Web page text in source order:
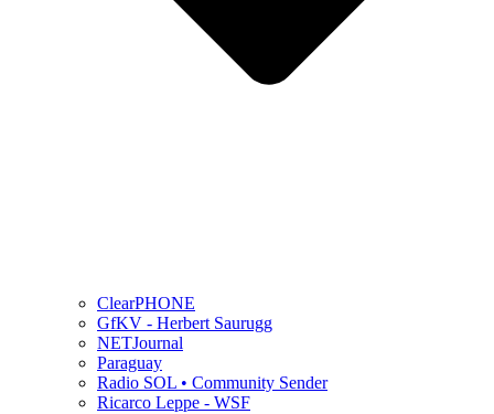
ClearPHONE
GfKV - Herbert Saurugg
NETJournal
Paraguay
Radio SOL • Community Sender
Ricarco Leppe - WSF